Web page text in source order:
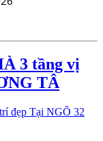
3 tầng vị
TÂ